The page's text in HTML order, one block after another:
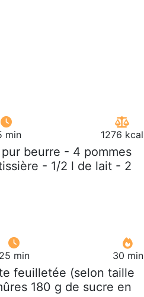
min 1276 kcal
beurre - 4 pommes
- 1/2 l de lait - 2
25 min 30 min
feuilletée (selon taille
180 g de sucre en